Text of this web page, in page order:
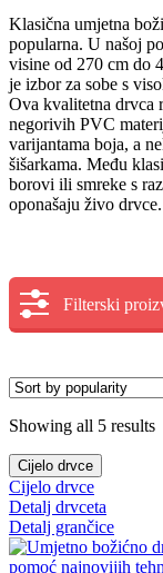
Klasična umjetna
popularna. U našoj
visine od 270 cm do
je izbor za sobe s
Ova kvalitetna drvca
negorivih PVC
varijantama boja, a
šišarkama. Među
borovi ili smreke s
oponašaju živo drvce.
Filterski
Showing all 5 results
Cijelo drvce
Cijelo drvce
Detalj drvceta
Detalj grančice